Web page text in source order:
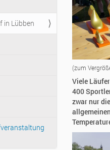
in Lübben
(zum
Viele
400
zwar nur